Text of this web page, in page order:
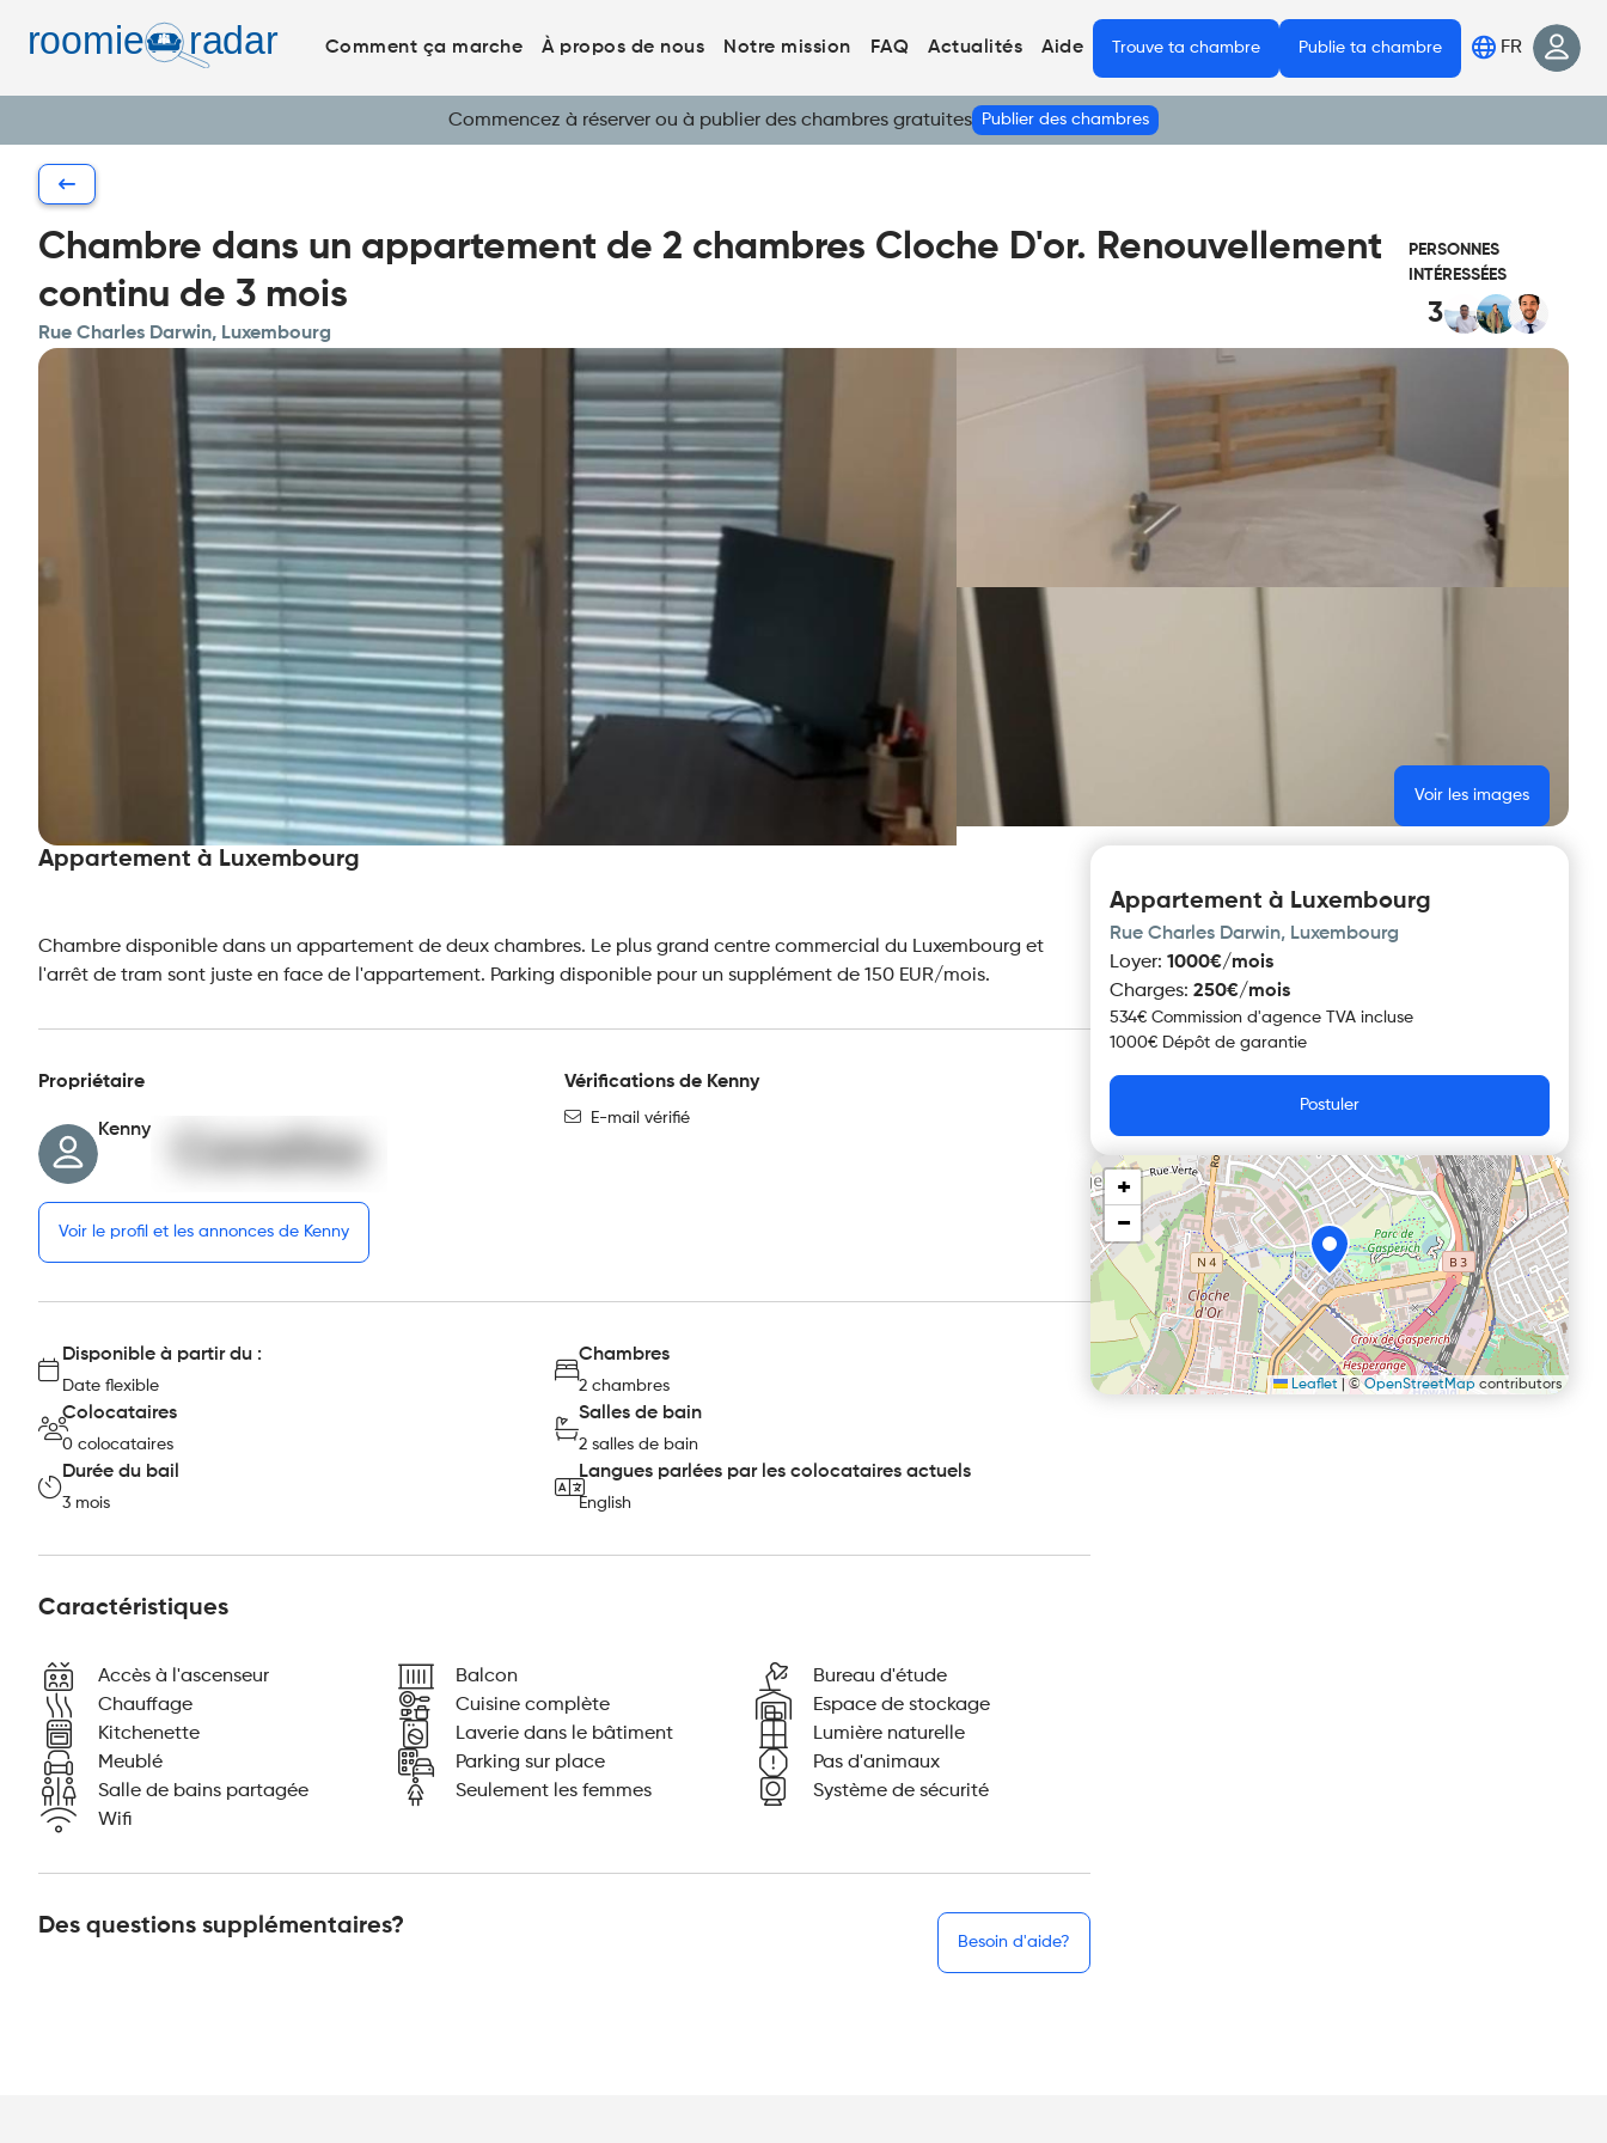
Comment ça marche À propos de nous Notre mission FAQ Actualités Aide Trouve ta chambre Publie ta chambre FR
Commencez à réserver ou à publier des chambres gratuites Publier des chambres
Chambre dans un appartement de 2 chambres Cloche D'or. Renouvellement
continu de 3 mois
Rue Charles Darwin, Luxembourg
PERSONNES
INTÉRESSÉES
3
Voir les images
Appartement à Luxembourg
Chambre disponible dans un appartement de deux chambres. Le plus grand centre commercial du Luxembourg et
l'arrêt de tram sont juste en face de l'appartement. Parking disponible pour un supplément de 150 EUR/mois.
Propriétaire
Kenny
Voir le profil et les annonces de Kenny
Vérifications de Kenny
E-mail vérifié
Disponible à partir du :
Date flexible
Chambres
2 chambres
Colocataires
0 colocataires
Salles de bain
2 salles de bain
Durée du bail
3 mois
Langues parlées par les colocataires actuels
English
Caractéristiques
Accès à l'ascenseur Balcon
Bureau d'étude
Chauffage
Cuisine complète
Espace de stockage
Kitchenette
Laverie dans le bâtiment
Lumière naturelle
Meublé
Parking sur place
Pas d'animaux
Salle de bains partagée
Seulement les femmes
Système de sécurité
Wifi
Des questions supplémentaires?
Besoin d'aide?
Appartement à Luxembourg
Rue Charles Darwin, Luxembourg
Loyer: 1000€/mois
Charges: 250€/mois
534€ Commission d'agence TVA incluse
1000€ Dépôt de garantie
Postuler
+
−
Leaflet ©OpenStreetMap contributors